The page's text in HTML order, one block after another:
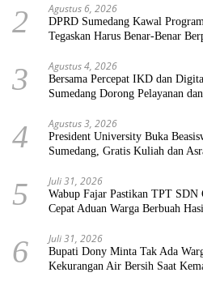
2 Agustus 6, 2026
DPRD Sumedang Kawal
Tegaskan Harus Benar-Benar
3 Agustus 4, 2026
Bersama Percepat IKD dan
Sumedang Dorong Pelayanan
4 Agustus 3, 2026
President University Buka
Sumedang, Gratis Kuliah dan
5 Juli 31, 2026
Wabup Fajar Pastikan TPT SDN
Cepat Aduan Warga Berbuah
6 Juli 31, 2026
Bupati Dony Minta Tak Ada
Kekurangan Air Bersih Saat